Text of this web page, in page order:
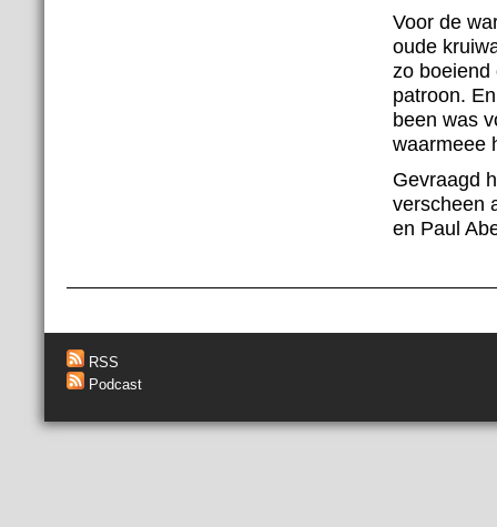
Voor de
oude
zo boeiend
patroon.
been was
waarmeee
Gevraagd
verscheen
en Paul
RSS
Podcast